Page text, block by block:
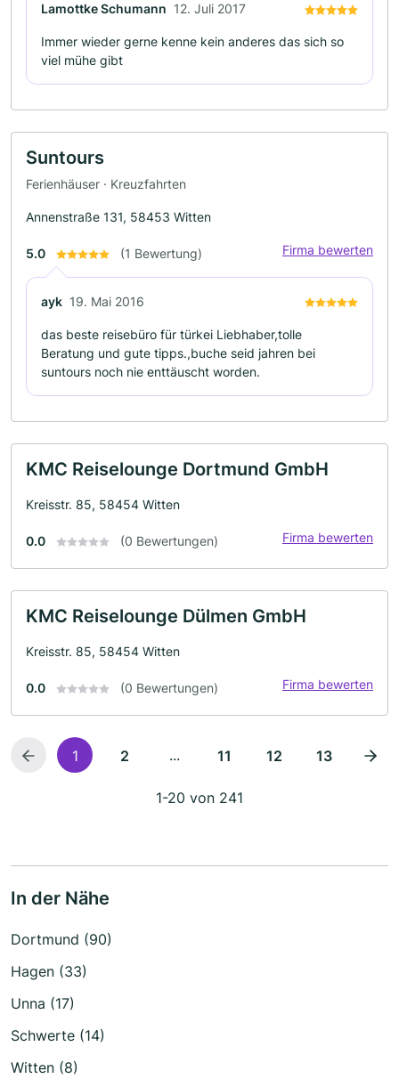
Lamottke Schumann 12. Juli 2017
Immer wieder gerne kenne kein anderes das sich so
viel mühe gibt
Suntours
Ferienhäuser · Kreuzfahrten
Annenstraße 131, 58453 Witten
5.0 (1 Bewertung) Firma bewerten
ayk 19. Mai 2016
das beste reisebüro für türkei Liebhaber,tolle
Beratung und gute tipps.,buche seid jahren bei
suntours noch nie enttäuscht worden.
KMC Reiselounge Dortmund GmbH
Kreisstr. 85, 58454 Witten
0.0 (0 Bewertungen) Firma bewerten
KMC Reiselounge Dülmen GmbH
Kreisstr. 85, 58454 Witten
0.0 (0 Bewertungen) Firma bewerten
1 2 ... 11 12 13
1-20 von 241
In der Nähe
Dortmund (90)
Hagen (33)
Unna (17)
Schwerte (14)
Witten (8)